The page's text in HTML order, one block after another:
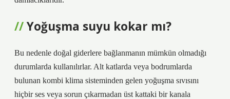
Yoğuşma suyu kokar mı?
Bu nedenle doğal giderlere bağlanmanın mümkün olmadığı
durumlarda kullanılırlar. Alt katlarda veya bodrumlarda
bulunan kombi klima sisteminden gelen yoğuşma sıvısını
hiçbir ses veya sorun çıkarmadan üst kattaki bir kanala